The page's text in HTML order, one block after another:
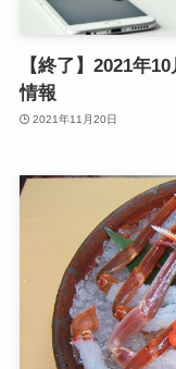
【終了】2021年
情報
2021年11月20日